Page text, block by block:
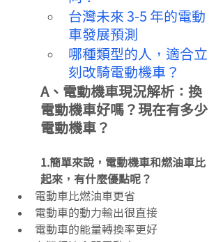
台灣未來 3-5 年的電動
車發展預測
哪種類型的人，適合立
刻改騎電動機車？
A、電動機車現況解析：換
電動機車好嗎？現在有多少
電動機車？
1.簡單來說，電動機車和燃油車比
起來，有什麼優點呢？
電動車比燃油車更省
電動車的動力輸出很直接
電動車的能量轉換率更好